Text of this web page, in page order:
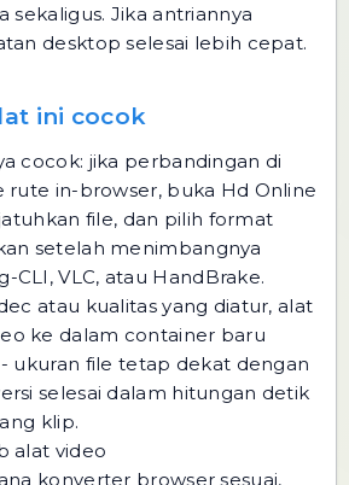
sekaligus. Jika antriannya
desktop selesai lebih cepat.
ini cocok
cocok: jika perbandingan di
rute in-browser, buka Hd Online
file, dan pilih format
setelah menimbangnya
CLI, VLC, atau HandBrake.
atau kualitas yang diatur, alat
ke dalam container baru
ukuran file tetap dekat dengan
selesai dalam hitungan detik
klip.
alat video
konverter browser sesuai,